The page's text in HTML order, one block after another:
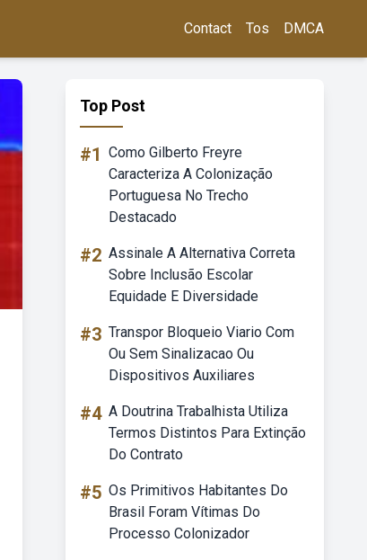
Contact Tos DMCA
Top Post
#1 Como Gilberto Freyre
Caracteriza A Colonização
Portuguesa No Trecho
Destacado
#2 Assinale A Alternativa Correta
Sobre Inclusão Escolar
Equidade E Diversidade
#3 Transpor Bloqueio Viario Com
Ou Sem Sinalizacao Ou
Dispositivos Auxiliares
#4 A Doutrina Trabalhista Utiliza
Termos Distintos Para Extinção
Do Contrato
#5 Os Primitivos Habitantes Do
Brasil Foram Vítimas Do
Processo Colonizador